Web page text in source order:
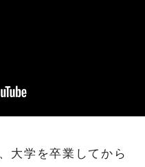
大学を卒業してから